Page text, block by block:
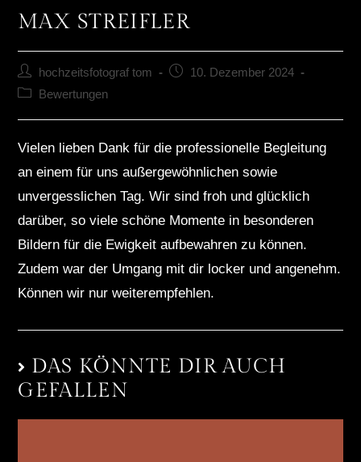
MAX STREIFLER
hochzeitsfotograf tom
10. Dezember 2024
Bewertungen
Vielen lieben Dank für die professionelle Begleitung
an einem für uns außergewöhnlichen sowie
unvergesslichen Tag. Wir sind froh und glücklich
darüber, so viele schöne Momente in besonderen
Bildern für die Ewigkeit aufbewahren zu können.
Zudem war der Umgang mit dir locker und angenehm.
Können wir nur weiterempfehlen.
DAS KÖNNTE DIR AUCH
GEFALLEN